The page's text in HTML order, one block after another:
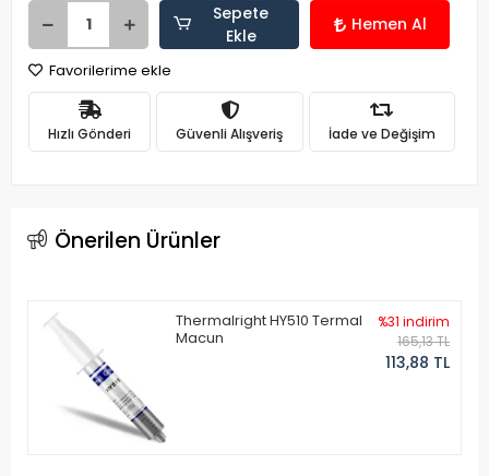
Sepete
Ekle
Hemen Al
Favorilerime ekle
Hızlı Gönderi Güvenli Alışveriş İade ve Değişim
Önerilen Ürünler
Thermalright HY510 Termal
Macun
%31 indirim
165,13 TL
113,88 TL